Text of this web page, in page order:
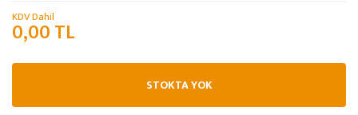
KDV Dahil
0,00 TL
STOKTA YOK